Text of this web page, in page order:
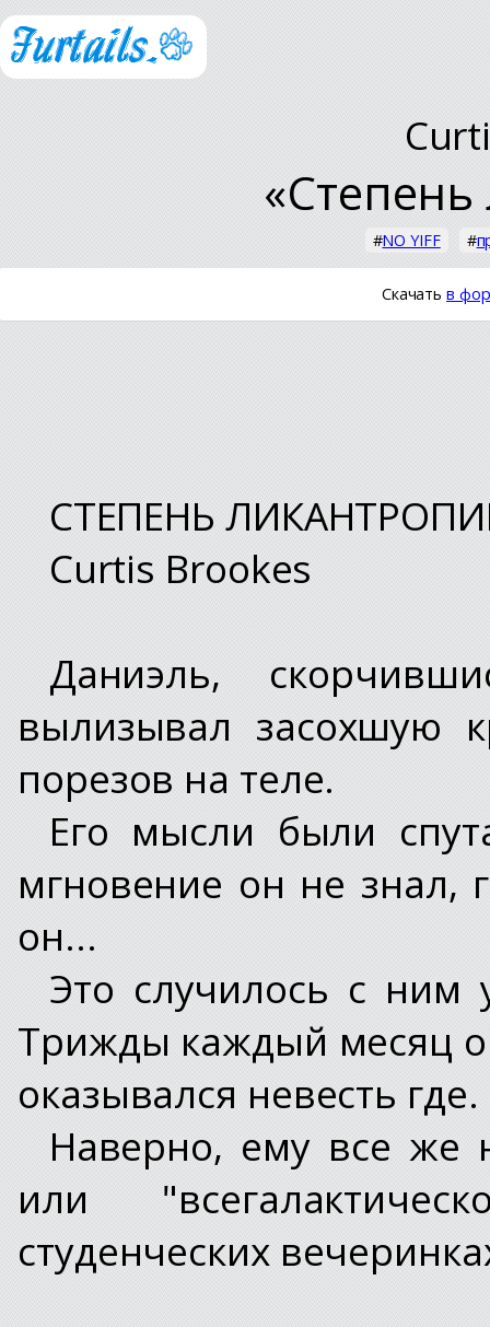
#NO YIFF #
Скачатьв
СТЕПЕНЬ
Curtis Brookes
Даниэль,
вылизывал засохшую
порезов на теле.
Его мысли были
мгновение он не знал,
он...
Это случилось с ним
Трижды каждый месяц
оказывался невесть где.
Наверно, ему все же
или
студенческих